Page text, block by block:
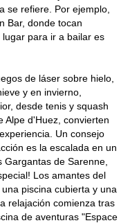
se refiere. Por ejemplo,
Bar, donde tocan
para ir a bailar es
de láser sobre hielo,
y en invierno,
desde tenis y squash
Alpe d'Huez, convierten
Un consejo
es la escalada en un
de Sarenne,
Los amantes del
piscina cubierta y una
relajación comienza tras
de aventuras "Espace